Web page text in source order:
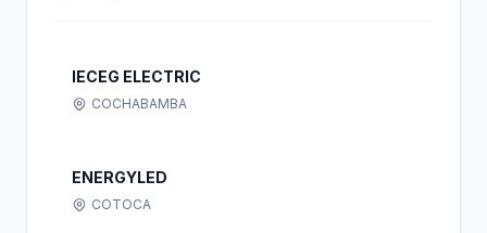
IECEG ELECTRIC
COCHABAMBA
ENERGYLED
COTOCA